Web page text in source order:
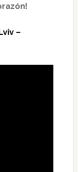
–